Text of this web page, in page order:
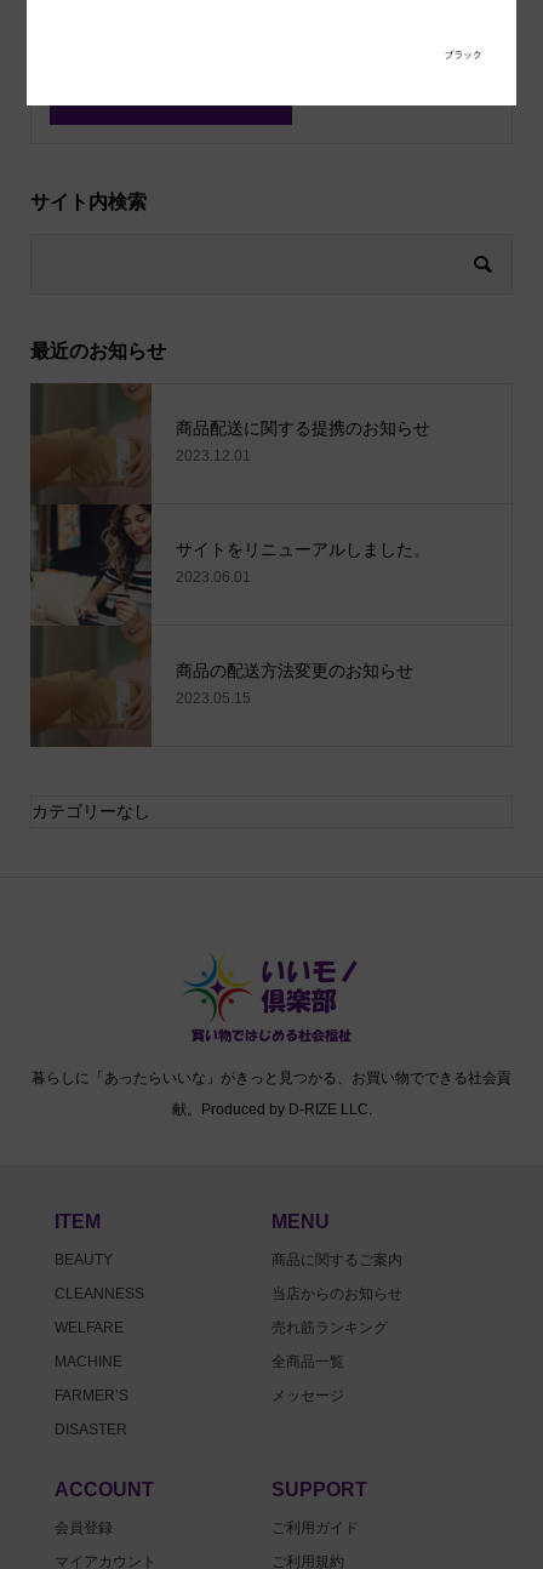
サイト内検索
最近のお知らせ
商品配送に関する提携のお知らせ
2023.12.01
サイトをリニューアルしました。
2023.06.01
商品の配送方法変更のお知らせ
2023.05.15
カテゴリーなし
暮らしに「あったらいいな」がきっと見つかる、お買い物でできる社会貢
献。Produced by D-RIZE LLC.
ITEM
BEAUTY
CLEANNESS
WELFARE
MACHINE
FARMER’S
DISASTER
MENU
商品に関するご案内
当店からのお知らせ
売れ筋ランキング
全商品一覧
メッセージ
ACCOUNT
会員登録
マイアカウント
SUPPORT
ご利用ガイド
ご利用規約